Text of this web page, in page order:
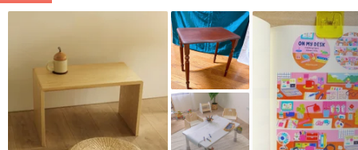
產品規格
顏色：灰色、棕色
材質：角鐵、MDF板
重量(淨重)：13.57KG